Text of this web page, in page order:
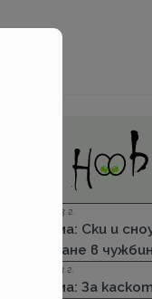
06.12.2023 г.
Групама: Ски и
пътуване в
27.04.2023 г.
Групама: За